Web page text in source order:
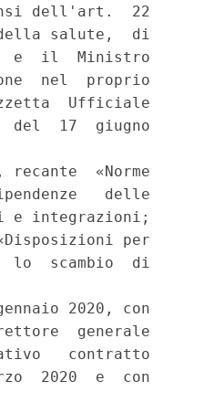
dell'art.  22
della salute,  di
e  il  Ministro
nel  proprio
Ufficiale
del  17  giugno
recante  «Norme
delle
e integrazioni;
per
scambio  di
2020, con
generale
contratto
2020  e  con